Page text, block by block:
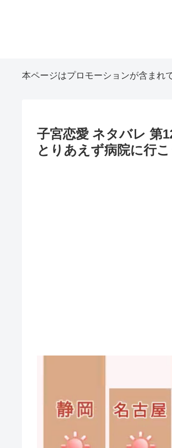
本ページはプロモーションが含まれ
子宮恋愛 ネタバレ 第
とりあえず病院に行